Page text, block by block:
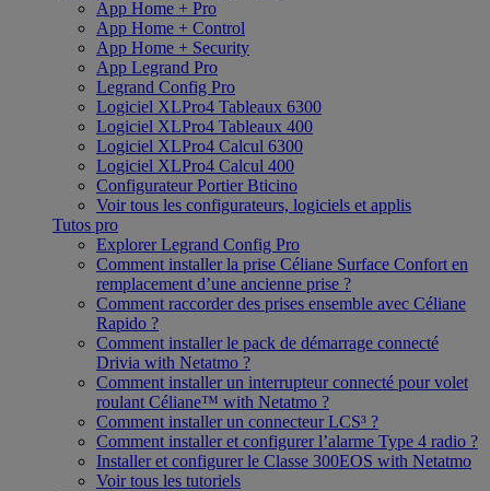
App Home + Pro
App Home + Control
App Home + Security
App Legrand Pro
Legrand Config Pro
Logiciel XLPro4 Tableaux 6300
Logiciel XLPro4 Tableaux 400
Logiciel XLPro4 Calcul 6300
Logiciel XLPro4 Calcul 400
Configurateur Portier Bticino
Voir tous les configurateurs, logiciels et applis
Tutos pro
Explorer Legrand Config Pro
Comment installer la prise Céliane Surface Confort en
remplacement d’une ancienne prise ?
Comment raccorder des prises ensemble avec Céliane
Rapido ?
Comment installer le pack de démarrage connecté
Drivia with Netatmo ?
Comment installer un interrupteur connecté pour volet
roulant Céliane™ with Netatmo ?
Comment installer un connecteur LCS³ ?
Comment installer et configurer l’alarme Type 4 radio ?
Installer et configurer le Classe 300EOS with Netatmo
Voir tous les tutoriels